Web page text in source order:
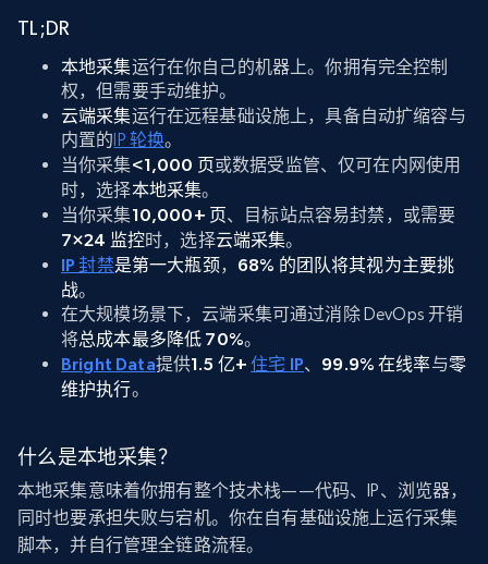
TL;DR
本地采集运行在你自己的机器上。你拥有完全控制
权，但需要手动维护。
云端采集运行在远程基础设施上，具备自动扩缩容与
内置的 IP 轮换。
当你采集<1,000 页或数据受监管、仅可在内网使用
时，选择本地采集。
当你采集10,000+ 页、目标站点容易封禁，或需要
7×24 监控时，选择云端采集。
IP 封禁是第一大瓶颈， 68% 的团队将其视为主要挑
战。
在大规模场景下，云端采集可通过消除 DevOps 开销
将总成本最多降低 70%。
Bright Data提供1.5 亿+住宅 IP、 99.9% 在线率与零
维护执行。
什么是本地采集？
本地采集意味着你拥有整个技术栈——代码、IP、浏览器，
同时也要承担失败与宕机。你在自有基础设施上运行采集
脚本，并自行管理全链路流程。